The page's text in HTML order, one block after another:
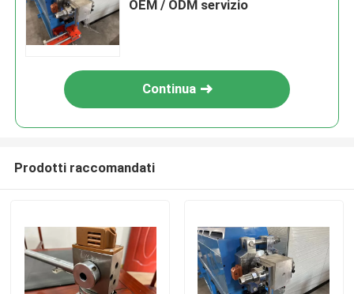
OEM / ODM servizio
Continua
Prodotti raccomandati